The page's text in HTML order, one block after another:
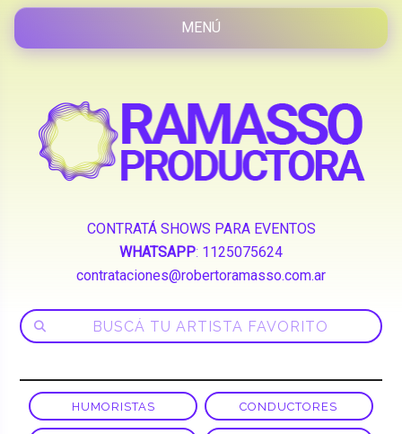
CONTRATÁ SHOWS PARA EVENTOS
WHATSAPP: 1125075624
contrataciones@robertoramasso.com.ar
HUMORISTAS CONDUCTORES